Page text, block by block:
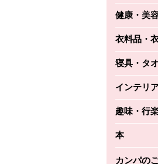
健康・美
衣料品・
寝具・タ
インテリ
趣味・行
本
カンパの